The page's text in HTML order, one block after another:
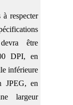
à respecter
être
DPI, en
inférieure
JPEG, en
largeur